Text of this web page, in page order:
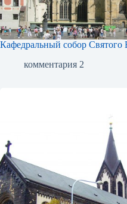
Кафедральный собор Святого
комментария 2